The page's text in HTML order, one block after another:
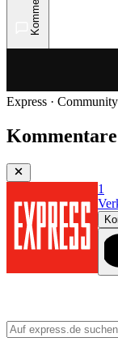
Express · Community
Kommentare
1